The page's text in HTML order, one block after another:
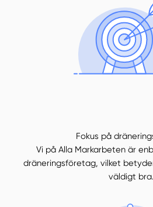
Fokus på
Vi på Alla Markarbeten är
dräneringsföretag, vilket
väldigt bra.